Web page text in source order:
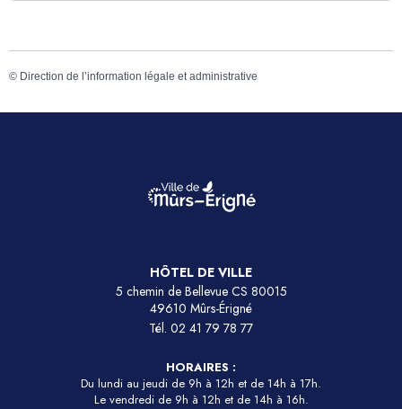
© Direction de l’information légale et administrative
HÔTEL DE VILLE
5 chemin de Bellevue CS 80015
49610 Mûrs-Érigné
Tél. 02 41 79 78 77
HORAIRES :
Du lundi au jeudi de 9h à 12h et de 14h à 17h.
Le vendredi de 9h à 12h et de 14h à 16h.